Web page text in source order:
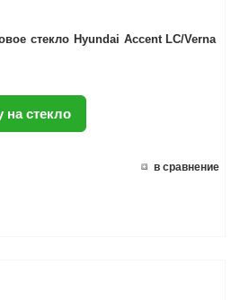
стекло Hyundai Accent LC/Verna
на стекло
в сравнение